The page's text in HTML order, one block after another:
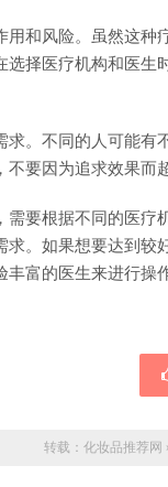
和风险。虽然这
选择医疗机构和医
求。不同的人可能
要因为追求效果而
需要根据不同的医
求。如果想要达到
丰富的医生来进行
转载： 化妆品推荐网